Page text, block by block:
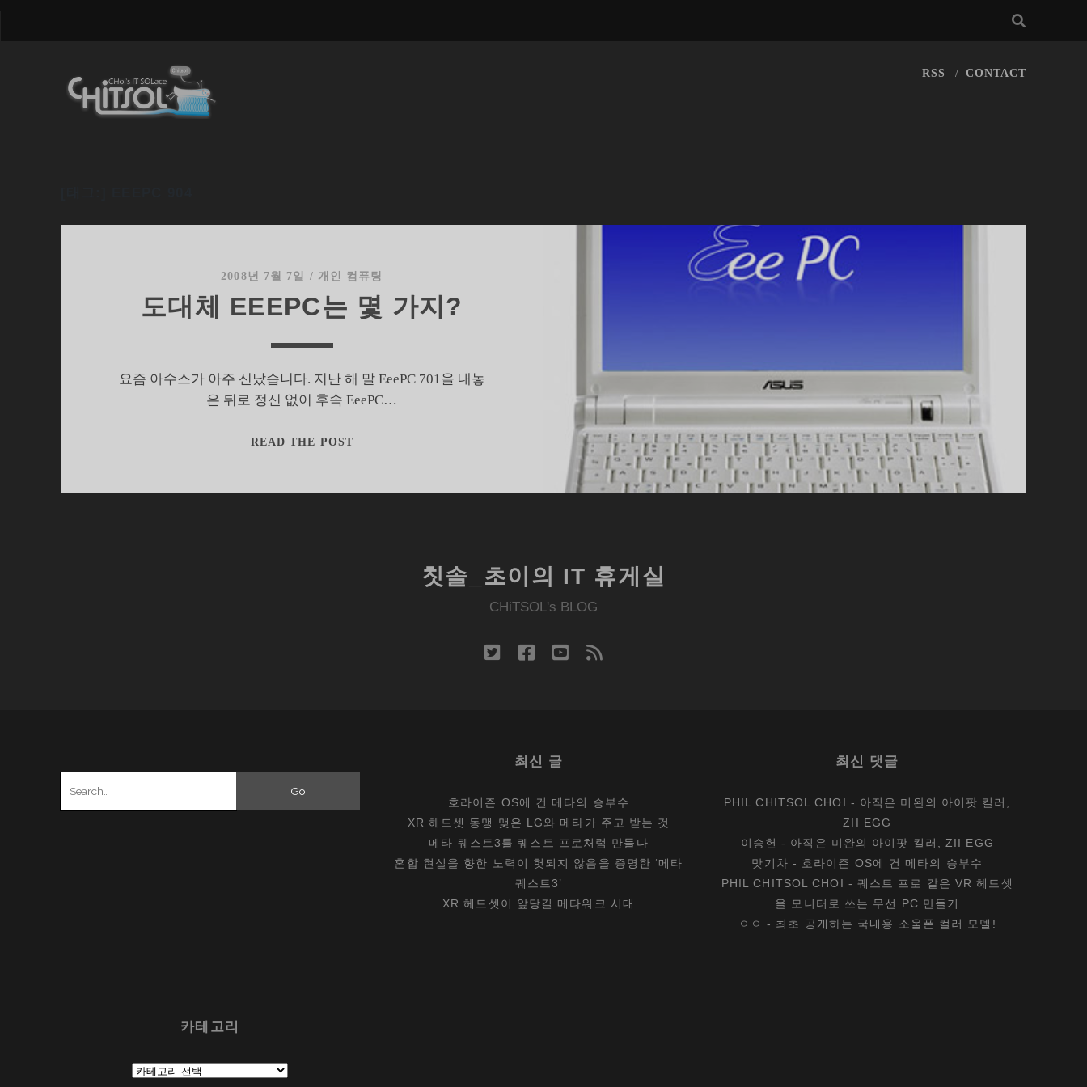
RSS CONTACT
2008년 7월 7일 / 개인 컴퓨팅
도대체 EEEPC는 몇 가지?
요즘 아수스가 아주 신났습니다. 지난 해 말 EeePC 701을 내놓
은 뒤로 정신 없이 후속 EeePC…
READ THE POST
칫솔_초이의 IT 휴게실
CHiTSOL's BLOG
twitter facebook
youtube
rss
최신 글
호라이즌 OS에 건 메타의 승부수
XR 헤드셋 동맹 맺은 LG와 메타가 주고 받는 것
메타 퀘스트3를 퀘스트 프로처럼 만들다
혼합 현실을 향한 노력이 헛되지 않음을 증명한 ‘메타
퀘스트3’
XR 헤드셋이 앞당길 메타워크 시대
최신 댓글
PHIL CHITSOL CHOI - 아직은 미완의 아이팟 킬러,
ZII EGG
이승헌 - 아직은 미완의 아이팟 킬러, ZII EGG
맛기차 - 호라이즌 OS에 건 메타의 승부수
PHIL CHITSOL CHOI - 퀘스트 프로 같은 VR 헤드셋
을 모니터로 쓰는 무선 PC 만들기
ㅇㅇ - 최초 공개하는 국내용 소울폰 컬러 모델!
카테고리
테